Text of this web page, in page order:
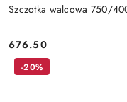
Szczotka walcowa 750/
Cena:
676.50
-20%